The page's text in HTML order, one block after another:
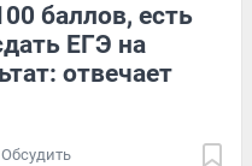
баллов, есть
ЕГЭ на
отвечает
Обсудить